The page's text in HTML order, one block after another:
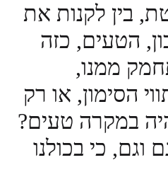
בין לקנות את
הטעים, כזה
ממנו,
הסימון, או רק
במקרה טעים?
כי בכולנו